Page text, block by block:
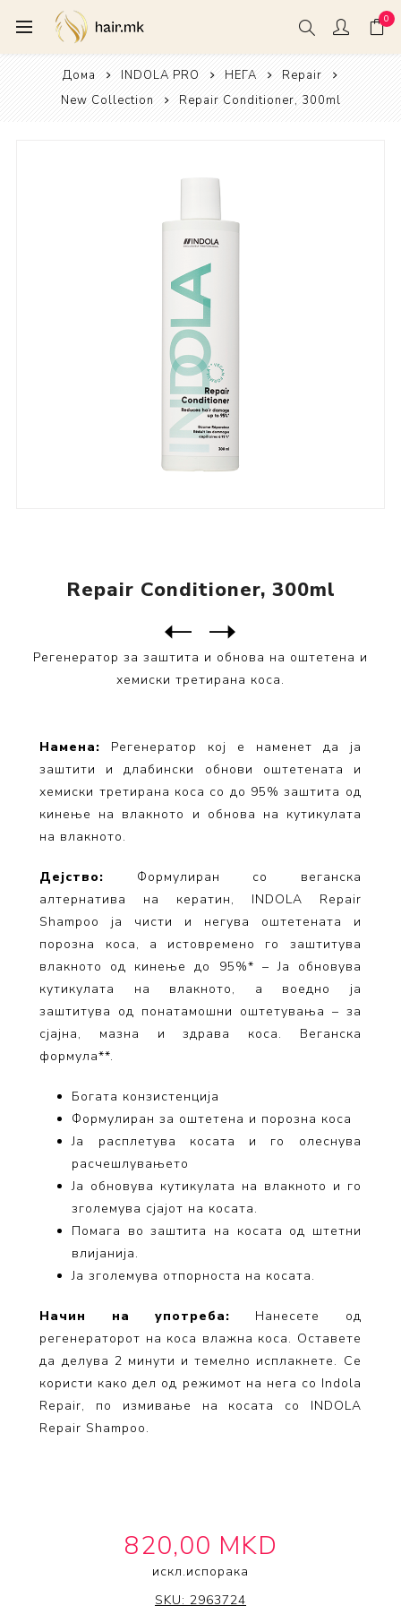
0
Дома INDOLA PRO НЕГА
Repair
New Collection
Repair Conditioner, 300ml
Repair Conditioner, 300ml
Регенератор за заштита и обнова на оштетена и
хемиски третирана коса.
Намена: Регенератор кој е наменет да ја
заштити и длабински обнови оштетената и
хемиски третирана коса со до 95% заштита од
кинење на влакното и обнова на кутикулата
на влакното.
Дејство: Формулиран со веганска
алтернатива на кератин, INDOLA Repair
Shampoo ја чисти и негува оштетената и
порозна коса, а истовремено го заштитува
влакното од кинење до 95%* – Ja обновува
кутикулата на влакното, а воедно ја
заштитува од понатамошни оштетувања – за
сјајна, мазна и здрава коса. Веганска
формула**.
Богата конзистенција
Формулиран за оштетена и порозна коса
Ја расплетува косата и го олеснува
расчешлувањето
Ја обновува кутикулата на влакното и го
зголемува сјајот на косата.
Помага во заштита на косата од штетни
влијанија.
Ја зголемува отпорноста на косата.
Начин на употреба: Нанесете од
регенераторот на коса влажна коса. Оставете
да делува 2 минути и темелно исплакнете. Се
користи како дел од режимот на нега со Indola
Repair, по измивање на косата со INDOLA
Repair Shampoo.
820,00 MKD
искл.испорака
INDOLA
SKU: 2963724